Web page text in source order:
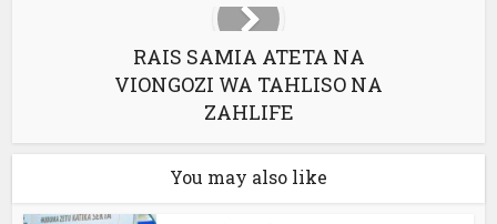
RAIS SAMIA ATETA NA
VIONGOZI WA TAHLISO NA
ZAHLIFE
You may also like